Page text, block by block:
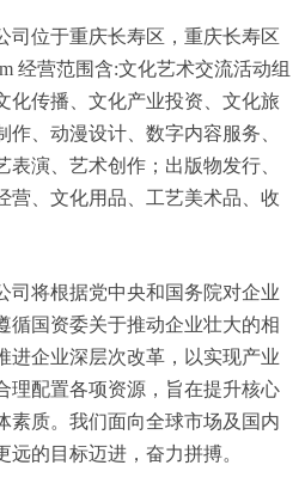
司位于重庆长寿区，重庆长寿区
经营范围含:文化艺术交流活动组
化传播、文化产业投资、文化旅
、动漫设计、数字内容服务、
演、艺术创作；出版物发行、
营、文化用品、工艺美术品、收
司将根据党中央和国务院对企业
循国资委关于推动企业壮大的相
进企业深层次改革，以实现产业
理配置各项资源，旨在提升核心
素质。我们面向全球市场及国内
的目标迈进，奋力拼搏。